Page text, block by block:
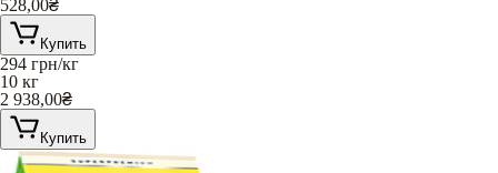
528,00₴
Купить
294 грн/кг
10 кг
2 938,00₴
Купить